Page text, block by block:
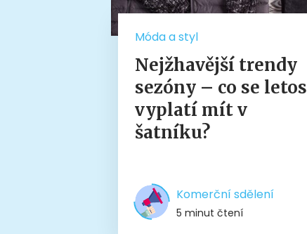
Móda a styl
Nejžhavější trendy
sezóny – co se letos
vyplatí mít v
šatníku?
Komerční sdělení
5 minut čtení